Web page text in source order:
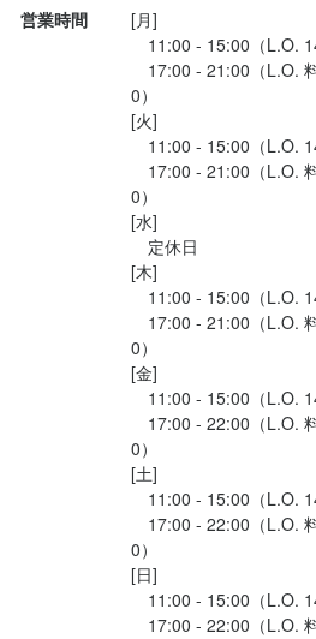
エビのカレーソース炒め。これにサラ
営業時間
[月]
11:00 - 15:00（L.O.
17:00 - 21:00（L.O.
0）
[火]
11:00 - 15:00（L.O.
17:00 - 21:00（L.O.
0）
[水]
定休日
[木]
11:00 - 15:00（L.O.
17:00 - 21:00（L.O.
0）
[金]
11:00 - 15:00（L.O.
17:00 - 22:00（L.O.
0）
[土]
11:00 - 15:00（L.O.
17:00 - 22:00（L.O.
0）
[日]
11:00 - 15:00（L.O.
17:00 - 22:00（L.O.
098-923-1980
法人名・事業者名
アジアン食堂シロクマ
最終更新日2026/04/24
沖縄県中頭郡読谷村字都屋304
法人名・事業者名
アジアン食堂シロクマ
最終更新日2026/04/24